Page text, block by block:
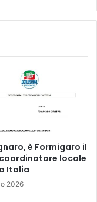
è Formigaro il
locale
Italia
2026